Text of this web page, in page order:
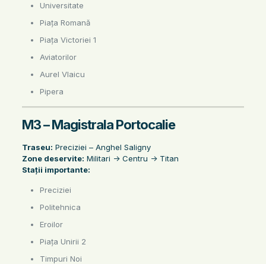
Universitate
Piața Romană
Piața Victoriei 1
Aviatorilor
Aurel Vlaicu
Pipera
M3 – Magistrala Portocalie
Traseu: Preciziei – Anghel Saligny
Zone deservite: Militari -> Centru -> Titan
Stații importante:
Preciziei
Politehnica
Eroilor
Piața Unirii 2
Timpuri Noi